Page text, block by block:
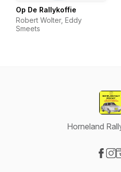
Op De Rallykoffie
Robert Wolter, Eddy
Smeets
Horneland